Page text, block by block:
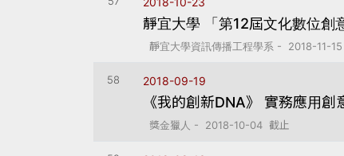
靜宜大學 「第12屆文化數位創
靜宜大學資訊傳播工程學系 - 2018-11-
58 2018-09-19
《我的創新DNA》 實務應用創
獎金獵人 - 2018-10-04 截止